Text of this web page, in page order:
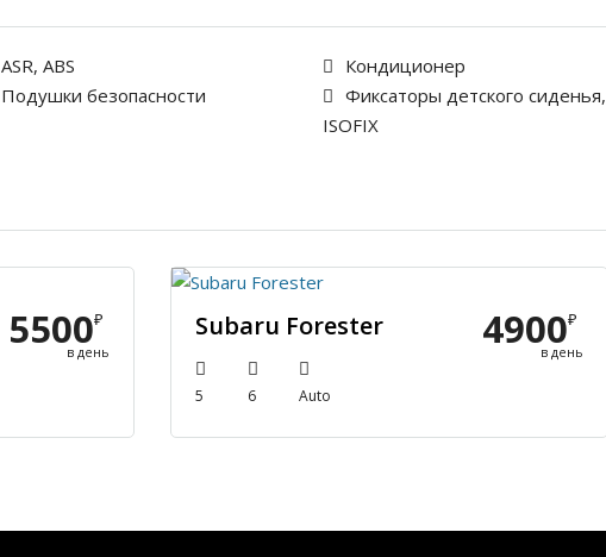
ASR, ABS
Кондиционер
Подушки безопасности
Фиксаторы детского сиденья,
ISOFIX
5500₽
в день
Subaru Forester
5 6 Auto
4900₽
в день